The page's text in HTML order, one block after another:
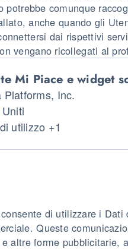
potrebbe comunque
anche quando gli
dai rispettivi
vengano ricollegati al
Mi Piace e widget
Platforms, Inc.
trattamento:
trattati:
utilizzo +1
di utilizzare i Dati
Queste
altre forme pubblicitarie,